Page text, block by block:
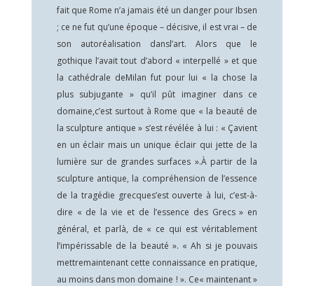
fait que Rome n’a jamais été un danger pour Ibsen
; ce ne fut qu’une époque – décisive, il est vrai – de
son autoréalisation dansl’art. Alors que le
gothique l’avait tout d’abord « interpellé » et que
la cathédrale deMilan fut pour lui « la chose la
plus subjugante » qu’il pût imaginer dans ce
domaine,c’est surtout à Rome que « la beauté de
la sculpture antique » s’est révélée à lui : « Çavient
en un éclair mais un unique éclair qui jette de la
lumière sur de grandes surfaces ».À partir de la
sculpture antique, la compréhension de l’essence
de la tragédie grecques’est ouverte à lui, c’est-à-
dire « de la vie et de l’essence des Grecs » en
général, et parlà, de « ce qui est véritablement
l’impérissable de la beauté ». « Ah si je pouvais
mettremaintenant cette connaissance en pratique,
au moins dans mon domaine ! ». Ce« maintenant »